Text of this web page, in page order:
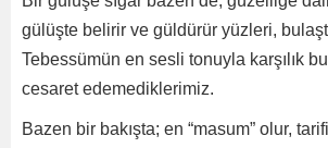
gülüşte belirir ve güldürür yüzleri,
Tebessümün en sesli tonuyla karşılık
cesaret edemediklerimiz.
Bazen bir bakışta; en “masum” olur,